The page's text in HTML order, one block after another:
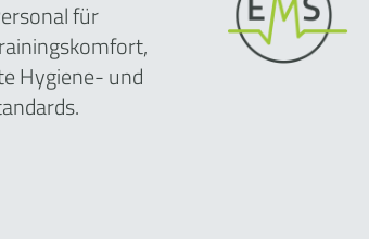
für
Hygiene- und